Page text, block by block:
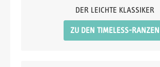
DER LEICHTE KLASSIKER
ZU DEN TIMELESS-RANZEN